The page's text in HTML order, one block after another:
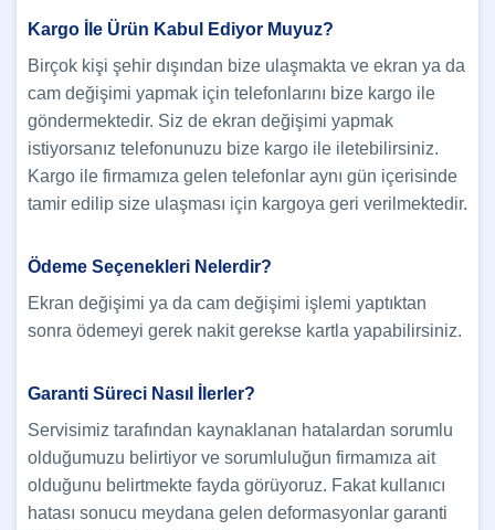
Kargo İle Ürün Kabul Ediyor Muyuz?
Birçok kişi şehir dışından bize ulaşmakta ve ekran ya da
cam değişimi yapmak için telefonlarını bize kargo ile
göndermektedir. Siz de ekran değişimi yapmak
istiyorsanız telefonunuzu bize kargo ile iletebilirsiniz.
Kargo ile firmamıza gelen telefonlar aynı gün içerisinde
tamir edilip size ulaşması için kargoya geri verilmektedir.
Ödeme Seçenekleri Nelerdir?
Ekran değişimi ya da cam değişimi işlemi yaptıktan
sonra ödemeyi gerek nakit gerekse kartla yapabilirsiniz.
Garanti Süreci Nasıl İlerler?
Servisimiz tarafından kaynaklanan hatalardan sorumlu
olduğumuzu belirtiyor ve sorumluluğun firmamıza ait
olduğunu belirtmekte fayda görüyoruz. Fakat kullanıcı
hatası sonucu meydana gelen deformasyonlar garanti